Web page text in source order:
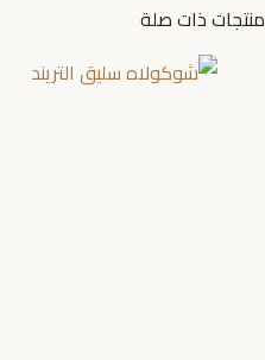
منتجات ذات صلة